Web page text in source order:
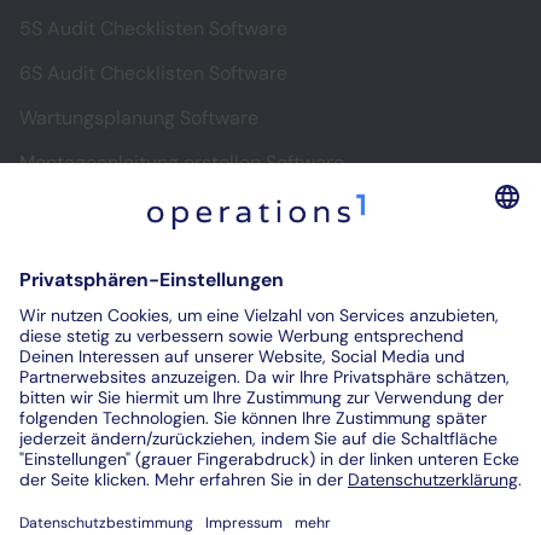
5S Audit Checklisten Software
6S Audit Checklisten Software
Wartungsplanung Software
Montageanleitung erstellen Software
Software für digitale Montageanleitungen
Prüfberichte digitalisieren
Kontakt